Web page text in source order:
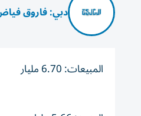
دبي: فاروق
المبيعات: 6.70 مليار